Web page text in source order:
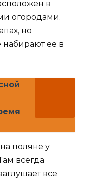
в
огородами.
но
набирают ее в
поляне у
всегда
все